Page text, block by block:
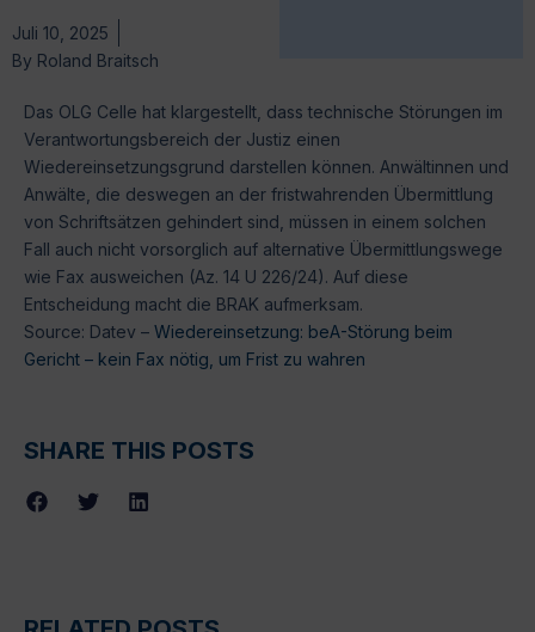
Juli 10, 2025
By Roland Braitsch
Das OLG Celle hat klargestellt, dass technische Störungen im
Verantwortungsbereich der Justiz einen
Wiedereinsetzungsgrund darstellen können. Anwältinnen und
Anwälte, die deswegen an der fristwahrenden Übermittlung
von Schriftsätzen gehindert sind, müssen in einem solchen
Fall auch nicht vorsorglich auf alternative Übermittlungswege
wie Fax ausweichen (Az. 14 U 226/24). Auf diese
Entscheidung macht die BRAK aufmerksam.
Source: Datev – Wiedereinsetzung: beA-Störung beim
Gericht – kein Fax nötig, um Frist zu wahren
SHARE THIS POSTS